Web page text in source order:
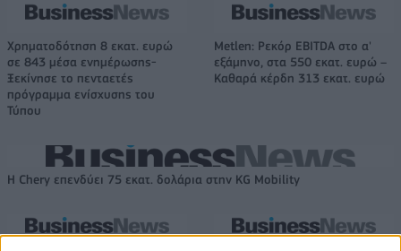
Χρηματοδότηση 8 εκατ. ευρώ
σε 843 μέσα ενημέρωσης-
Ξεκίνησε το πενταετές
πρόγραμμα ενίσχυσης του
Τύπου
Metlen: Ρεκόρ EBITDA στο α'
εξάμηνο, στα 550 εκατ. ευρώ –
Καθαρά κέρδη 313 εκατ. ευρώ
Η Chery επενδύει 75 εκατ. δολάρια στην KG Mobility